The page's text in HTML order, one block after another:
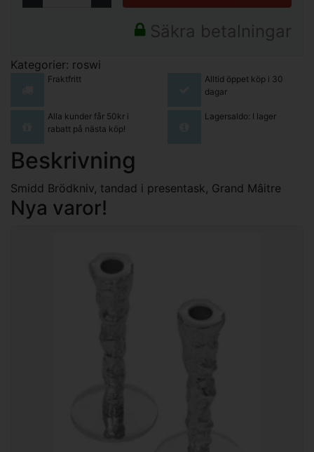
Säkra betalningar
Kategorier: roswi
Fraktfritt
Alltid öppet köp i 30
dagar
Alla kunder får 50kr i
rabatt på nästa köp!
Lagersaldo: I lager
Beskrivning
Smidd Brödkniv, tandad i presentask, Grand Mâitre
Nya varor!